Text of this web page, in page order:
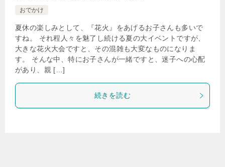
おでかけ
夏休の楽しみとして、『花火』をあげるお子さんも多いで
すね。 それ程人々を魅了し続ける夏の大イベントですが、
大きな花火大会ですと、その混雑も大変なものになりま
す。 そんな中、特にお子さんが一緒ですと、迷子への心配
があり、親 […]
続きを読む